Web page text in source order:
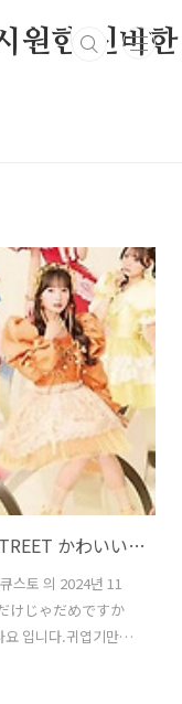
원한 신비한
귀엽기만 하면 안되나요 가사 CUTIE STREET かわいいだけじゃだめですか 카와이이다케쟈 다메데스카 해석 번역 노래방 번호
스토 의 2024년 11
けじゃだめですか
요 입니다.귀엽기만
토 かわいいだけ